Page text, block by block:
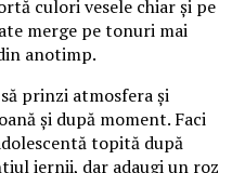
culori vesele chiar și pe
merge pe tonuri mai
anotimp.
prinzi atmosfera și
și după moment. Faci
topită după
iernii, dar adaugi un roz